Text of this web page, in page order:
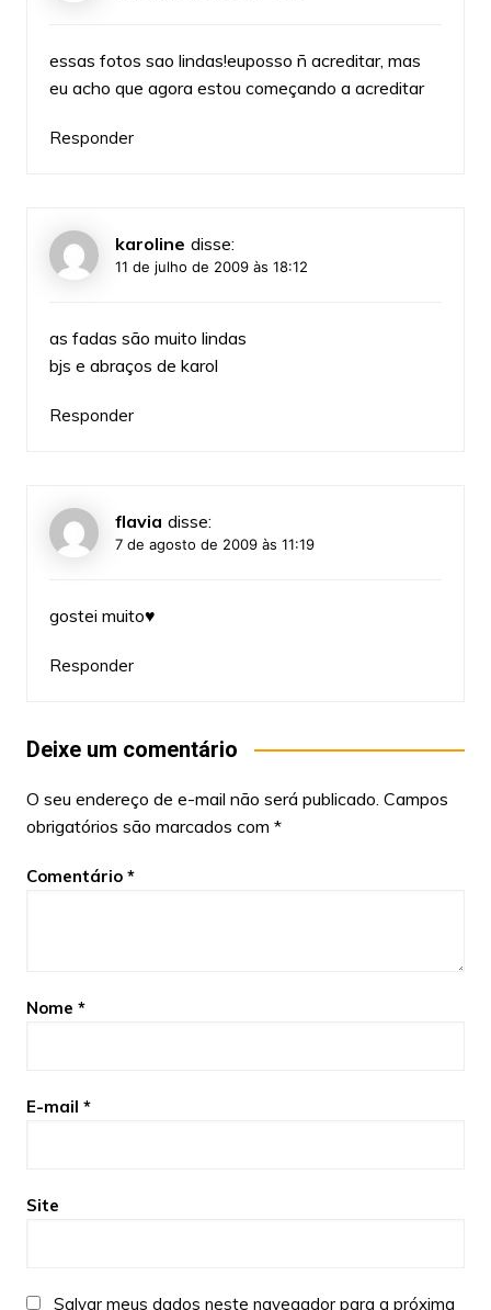
essas fotos sao lindas!euposso ñ acreditar, mas
eu acho que agora estou começando a acreditar
Responder
karoline disse:
11 de julho de 2009 às 18:12
as fadas são muito lindas
bjs e abraços de karol
Responder
flavia disse:
7 de agosto de 2009 às 11:19
gostei muito♥
Responder
Deixe um comentário
O seu endereço de e-mail não será publicado. Campos
obrigatórios são marcados com *
Comentário *
Nome *
E-mail *
Site
Salvar meus dados neste navegador para a próxima